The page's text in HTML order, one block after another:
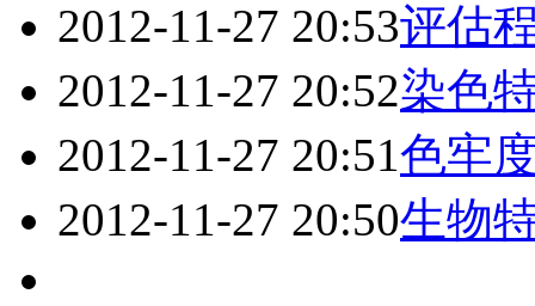
2012-11-27 20:53评估
2012-11-27 20:52染色
2012-11-27 20:51色牢
2012-11-27 20:50生物